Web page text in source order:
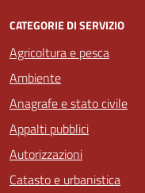
CATEGORIE DI SERVIZIO
Agricoltura e pesca
Ambiente
Anagrafe e stato civile
Appalti pubblici
Autorizzazioni
Catasto e urbanistica